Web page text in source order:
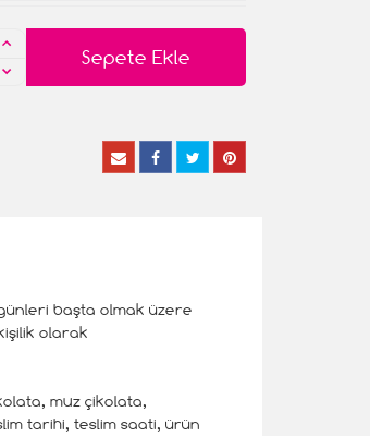
Sepete Ekle
başta olmak üzere
olarak
muz çikolata,
tarihi, teslim saati, ürün